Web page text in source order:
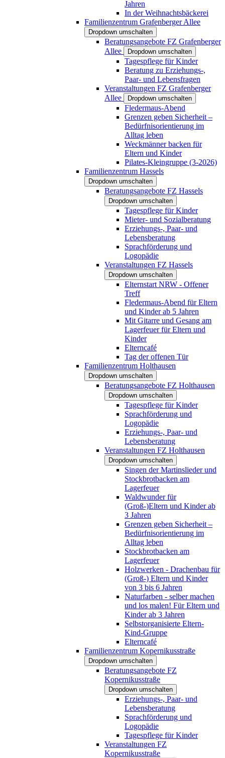
Jahren
In der Weihnachtsbäckerei
Familienzentrum Grafenberger Allee
Dropdown umschalten
Beratungsangebote FZ Grafenberger
Allee
Dropdown umschalten
Tagespflege für Kinder
Beratung zu Erziehungs-,
Paar- und Lebensfragen
Veranstaltungen FZ Grafenberger
Allee
Dropdown umschalten
Fledermaus-Abend
Grenzen geben Sicherheit –
Bedürfnisorientierung im
Alltag leben
Weckmänner backen für
Eltern und Kinder
Pilates-Kleingruppe (3-2026)
Familienzentrum Hassels
Dropdown umschalten
Beratungsangebote FZ Hassels
Dropdown umschalten
Tagespflege für Kinder
Mieter- und Sozialberatung
Erziehungs-, Paar- und
Lebensberatung
Sprachförderung und
Logopädie
Veranstaltungen FZ Hassels
Dropdown umschalten
Elternstart NRW - Offener
Treff
Fledermaus-Abend für Eltern
und Kinder ab 5 Jahren
Mit Gitarre und Gesang am
Lagerfeuer für Eltern und
Kinder
Elterncafé
Tag der offenen Tür
Familienzentrum Holthausen
Dropdown umschalten
Beratungsangebote FZ Holthausen
Dropdown umschalten
Tagespflege für Kinder
Sprachförderung und
Logopädie
Erziehungs-, Paar- und
Lebensberatung
Veranstaltungen FZ Holthausen
Dropdown umschalten
Singen der Martinslieder und
Stockbrotbacken am
Lagerfeuer
Waldwunder für
(Groß-)Eltern und Kinder ab
3 Jahren
Grenzen geben Sicherheit –
Bedürfnisorientierung im
Alltag leben
Stockbrotbacken am
Lagerfeuer
Holzwerken - Drachenbau für
(Groß-) Eltern und Kinder
von 3 bis 6 Jahren
Naturfarben - selber machen
und los malen! Für Eltern und
Kinder ab 3 Jahren
Selbstorganisierte Eltern-
Kind-Gruppe
Elterncafé
Familienzentrum Kopernikusstraße
Dropdown umschalten
Beratungsangebote FZ
Kopernikusstraße
Dropdown umschalten
Erziehungs-, Paar- und
Lebensberatung
Sprachförderung und
Logopädie
Tagespflege für Kinder
Veranstaltungen FZ
Kopernikusstraße